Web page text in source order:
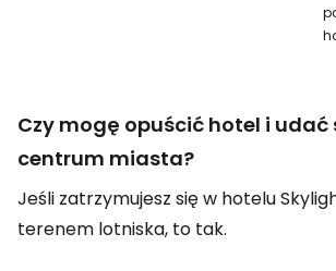
Czy mogę opuścić hotel i udać
centrum miasta?
Jeśli zatrzymujesz się w hotelu
terenem lotniska, to tak.